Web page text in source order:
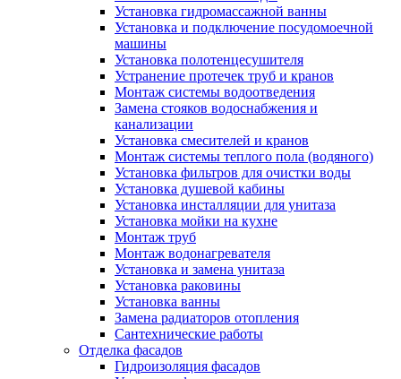
Установка гидромассажной ванны
Установка и подключение посудомоечной
машины
Установка полотенцесушителя
Устранение протечек труб и кранов
Монтаж системы водоотведения
Замена стояков водоснабжения и
канализации
Установка смесителей и кранов
Монтаж системы теплого пола (водяного)
Установка фильтров для очистки воды
Установка душевой кабины
Установка инсталляции для унитаза
Установка мойки на кухне
Монтаж труб
Монтаж водонагревателя
Установка и замена унитаза
Установка раковины
Установка ванны
Замена радиаторов отопления
Сантехнические работы
Отделка фасадов
Гидроизоляция фасадов